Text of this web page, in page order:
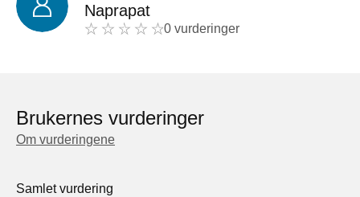
Naprapat
0 vurderinger
Brukernes vurderinger
Om vurderingene
Samlet vurdering